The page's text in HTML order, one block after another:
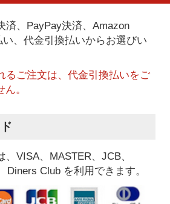
済、PayPay決済、Amazon
、代金引換払いからお選びい
るご注文は、代金引換払いをご
。
VISA、MASTER、JCB、
Diners Club を利用できます。